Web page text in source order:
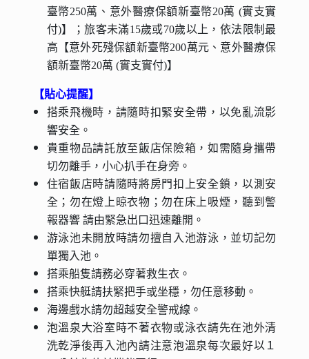
臺幣250萬、意外醫療保額新臺幣20萬 (實支實
付)】；旅客未滿15歲或70歲以上，依法限制最
高【意外死殘保額新臺幣200萬元、意外醫療保
額新臺幣20萬 (實支實付)】
【貼心提醒】
搭乘飛機時，請隨時扣緊安全帶，以免亂流影
響安全。
貴重物品請託放至飯店保險箱，如需隨身攜帶
切勿離手，小心扒手在身旁。
住宿飯店時請隨時將房門扣上安全鎖，以測安
全；勿在燈上晾衣物；勿在床上吸煙，聽到警
報器響 請由緊急出口迅速離開。
游泳池未開放時請勿擅自入池游泳，並切記勿
單獨入池。
搭乘船隻請務必穿著救生衣。
搭乘快艇請扶緊把手或坐穩，勿任意移動。
海邊戲水請勿超越安全警戒線。
泡溫泉大浴室時不著衣物或泳衣請先在池外清
洗乾淨後再入池內請注意泡溫泉每次最好以１